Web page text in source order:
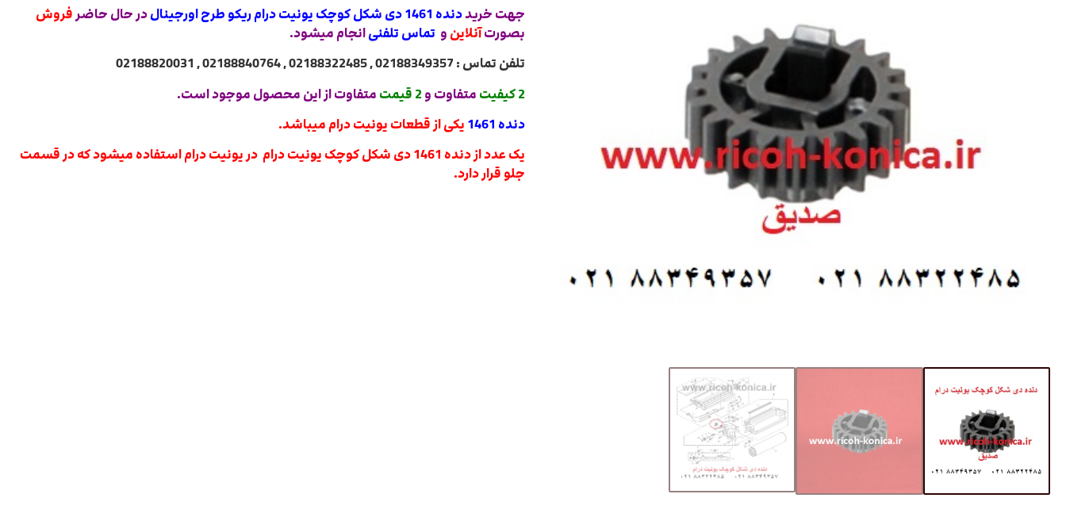
جهت خریددنده 1461 دی شکل کوچک یونیت درام ریکو طرح اورجینال در حال حاضر فروش
بصورتآنلاین و تماس تلفنیانجام میشود.
تلفن تماس : 02188349357 , 02188322485 , 02188840764 , 02188820031
2 کیفیت
متفاوت و 2 قیمت
متفاوت از این محصول موجود است.
دنده 1461
یکی از قطعات یونیت درام میباشد.
یک عدد از دنده 1461 دی شکل کوچک یونیت درام در یونیت درام استفاده میشود که در قسمت
جلو قرار دارد.